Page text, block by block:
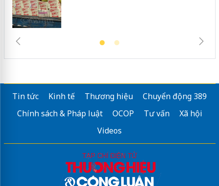
Tin tức Kinh tế Thương hiệu
Chuyển động 389
Chính sách & Pháp luật
OCOP Tư vấn
Xã hội
Videos